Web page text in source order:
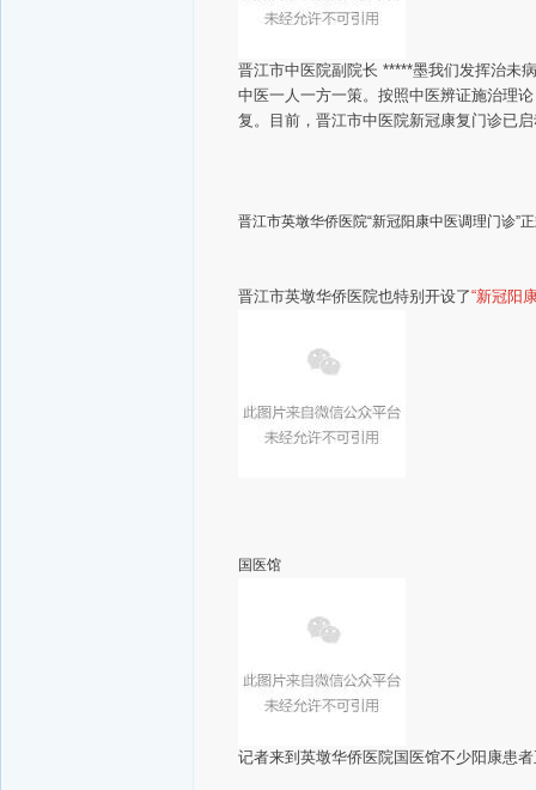
晋江市中医院副院长 *****墨我们发挥治未
中医一人一方一策。按照中医辨证施治理
复。
目前，晋江市中医院新冠康复门诊已
晋江市英墩华侨医院“新冠阳康中医调理门诊”
晋江市英墩华侨医院也特别开设了“新冠阳
国医馆
记者来到英墩华侨医院国医馆不少阳康患